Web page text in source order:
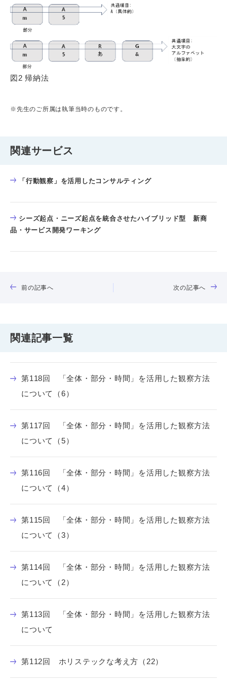
図2 帰納法
※先生のご所属は執筆当時のものです。
関連サービス
「行動観察」を活用したコンサルティング
シーズ起点・ニーズ起点を統合させたハイブリッド型 新商
品・サービス開発ワーキング
前の記事へ 次の記事へ
関連記事一覧
第118回 「全体・部分・時間」を活用した観察方法
について（6）
第117回 「全体・部分・時間」を活用した観察方法
について（5）
第116回 「全体・部分・時間」を活用した観察方法
について（4）
第115回 「全体・部分・時間」を活用した観察方法
について（3）
第114回 「全体・部分・時間」を活用した観察方法
について（2）
第113回 「全体・部分・時間」を活用した観察方法
について
第112回 ホリステックな考え方（22）